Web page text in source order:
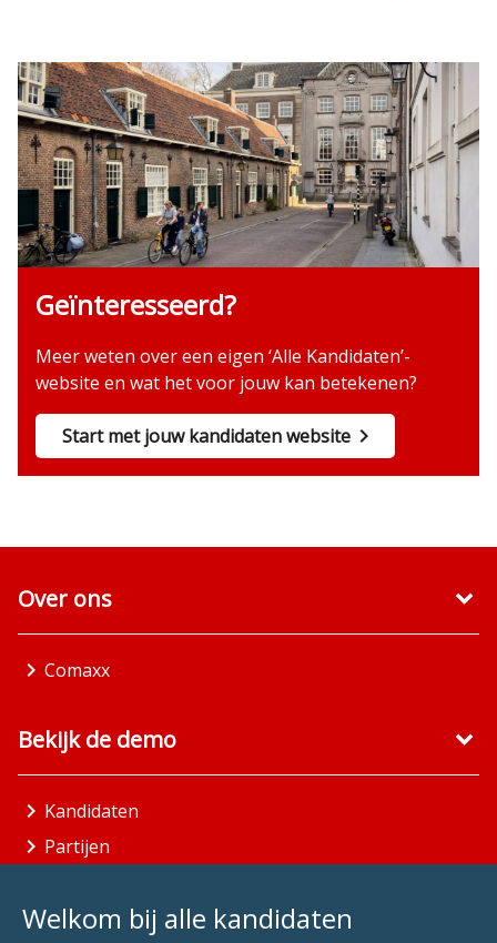
Geïnteresseerd?
Meer weten over een eigen ‘Alle Kandidaten’-
website en wat het voor jouw kan betekenen?
Start met jouw kandidaten website
Welkom bij alle kandidaten
Over ons
Comaxx
Bekijk de demo
Kandidaten
Partijen
Aandachtsgebieden